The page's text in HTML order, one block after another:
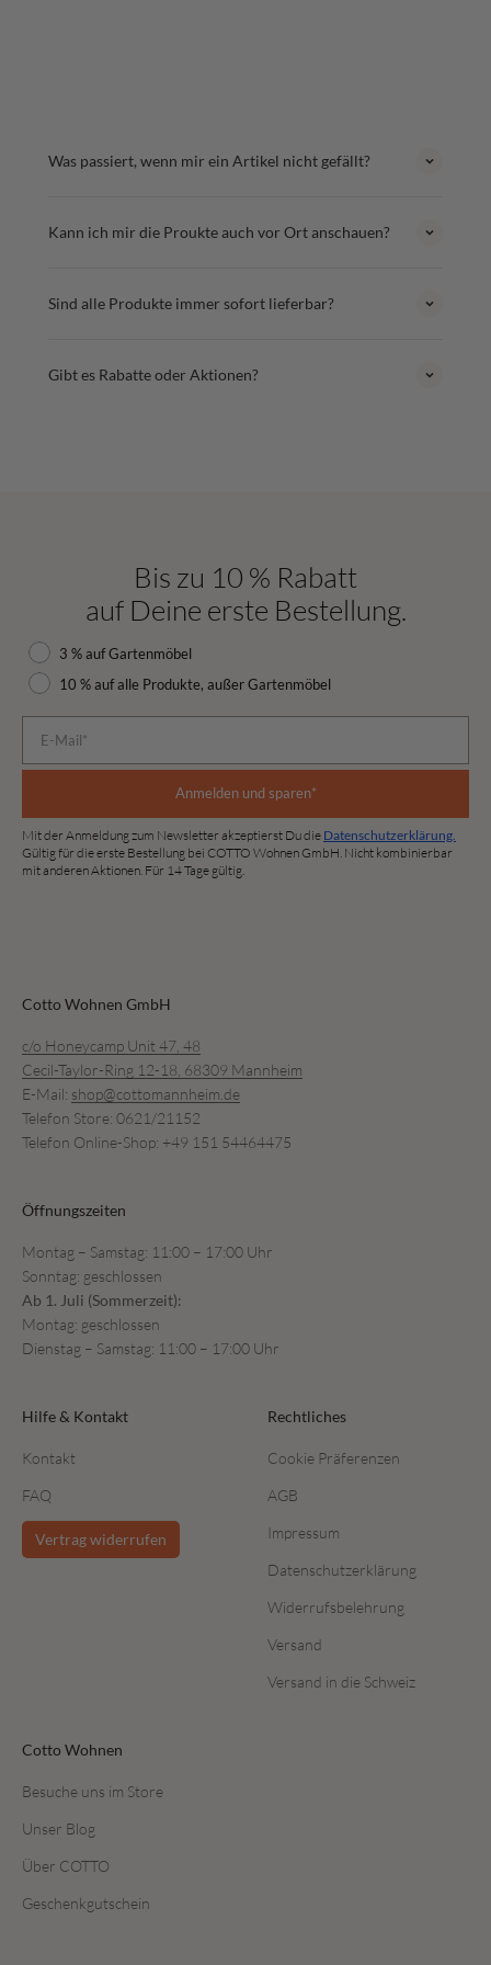
Was passiert, wenn mir ein Artikel nicht gefällt?
Kann ich mir die Proukte auch vor Ort anschauen?
Sind alle Produkte immer sofort lieferbar?
Gibt es Rabatte oder Aktionen?
Bis zu 10 % Rabatt
auf Deine erste Bestellung.
Rabattauswahl
3 % auf Gartenmöbel
10 % auf alle Produkte, außer Gartenmöbel
Anmelden und sparen*
Mit der Anmeldung zum Newsletter akzeptierst Du die Datenschutzerklärung.
Gültig für die erste Bestellung bei COTTO Wohnen GmbH. Nicht kombinierbar
mit anderen Aktionen. Für 14 Tage gültig.
Cotto Wohnen GmbH
c/o Honeycamp Unit 47, 48
Cecil-Taylor-Ring 12-18, 68309 Mannheim
E-Mail: shop@cottomannheim.de
Telefon Store: 0621/21152
Telefon Online-Shop: +49 151 54464475
Öffnungszeiten
Montag – Samstag: 11:00 – 17:00 Uhr
Sonntag: geschlossen
Ab 1. Juli (Sommerzeit):
Montag: geschlossen
Dienstag – Samstag: 11:00 – 17:00 Uhr
Hilfe & Kontakt
Kontakt
FAQ
Vertrag widerrufen
Rechtliches
Cookie Präferenzen
AGB
Impressum
Datenschutzerklärung
Widerrufsbelehrung
Versand
Versand in die Schweiz
Cotto Wohnen
Besuche uns im Store
Unser Blog
Über COTTO
Geschenkgutschein